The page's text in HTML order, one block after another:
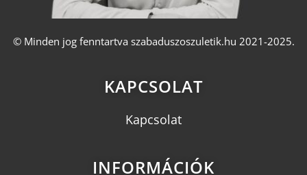
© Minden jog fenntartva szabaduszoszuletik.hu 2021-2025.
KAPCSOLAT
Kapcsolat
INFORMÁCIÓK